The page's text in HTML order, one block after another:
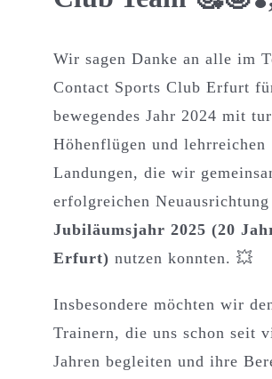
Wir sagen Danke an alle im
Contact Sports Club Erfurt
bewegendes Jahr 2024 mit
Höhenflügen und lehrreichen
Landungen, die wir
erfolgreichen
Jubiläumsjahr 2025 (20
Erfurt) nutzen konnten. 💥
Insbesondere möchten wir
Trainern, die uns schon seit
Jahren begleiten und ihre